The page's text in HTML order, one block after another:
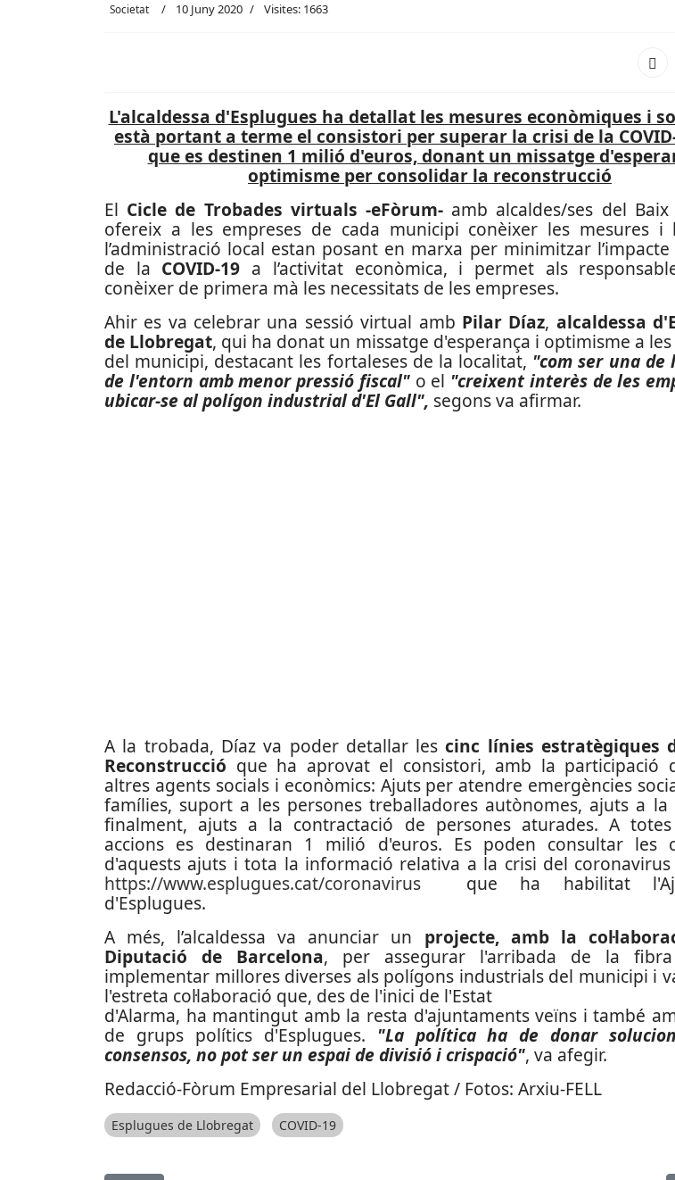
Societat 10 Juny 2020 Visites: 1663
L'alcaldessa d'Esplugues ha detallat les mesures econòmiques i
està portant a terme el consistori per superar la crisi de la
que es destinen 1 milió d'euros, donant un missatge
optimisme per consolidar la reconstrucció
El Cicle de Trobades virtuals -eFòrum- amb alcaldes/ses del
ofereix a les empreses de cada municipi conèixer les mesures i
l’administració local estan posant en marxa per minimitzar
de la COVID-19 a l’activitat econòmica, i permet als
conèixer de primera mà les necessitats de les empreses.
Ahir es va celebrar una sessió virtual amb Pilar Díaz, alcaldessa
de Llobregat, qui ha donat un missatge d'esperança i optimisme a
del municipi, destacant les fortaleses de la localitat, "com ser una de
de l'entorn amb menor pressió fiscal" o el "creixent interès de les
ubicar-se al polígon industrial d'El Gall", segons va afirmar.
A la trobada, Díaz va poder detallar lescinc línies estratègiques
Reconstrucció que ha aprovat el consistori, amb la participació
altres agents socials i econòmics: Ajuts per atendre emergències
famílies, suport a les persones treballadores autònomes, ajuts a la
finalment, ajuts a la contractació de persones aturades. A totes
accions es destinaran 1 milió d'euros. Es poden consultar les
d'aquests ajuts i tota la informació relativa a la crisi del
https://www.esplugues.cat/coronavirus que ha habilitat
d'Esplugues.
A més, l’alcaldessa va anunciar un projecte, amb la
Diputació de Barcelona, per assegurar l'arribada de la
implementar millores diverses als polígons industrials del municipi i
l'estreta col·laboració que, des de l'inici de l'Estat
d'Alarma, ha mantingut amb la resta d'ajuntaments veïns i també
de grups polítics d'Esplugues. "La política ha de donar
consensos, no pot ser un espai de divisió i crispació", va afegir.
Redacció-Fòrum Empresarial del Llobregat / Fotos: Arxiu-FELL
Esplugues de Llobregat COVID-19